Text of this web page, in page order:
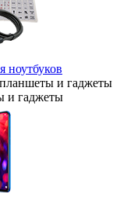
ноутбуков
и гаджеты
и гаджеты